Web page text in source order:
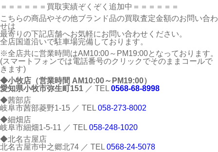
＝＝＝＝＝＝買取実績ぞくぞく追加中＝＝＝＝＝＝
こちらの商品やその他ブランド品の買取査定金額のお問い合わ
せは
最寄りの下記店舗へお気軽にお問い合わせください。
全店国道沿いで駐車場完備しております。
※全店共に営業時間はAM10:00～PM19:00となっております。
(スマートフォンでは電話番号のクリックでそのままコールで
きます)
◆小牧店（営業時間 AM10:00～PM19:00）
愛知県小牧市弥生町151 ／ TEL0568-68-8998
◆茜部店
岐阜市茜部菱野1-15 ／ TEL058-273-8002
◆細畑店
岐阜市細畑1-5-11 ／ TEL058-248-1020
◆北名古屋店
北名古屋市中之郷北74 ／ TEL0568-24-5078